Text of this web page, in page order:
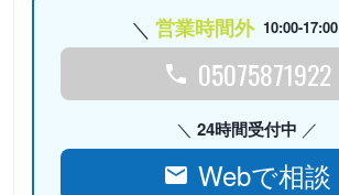
営業時間外 10:00-17:00
05075871922
24時間受付中
Webで相談